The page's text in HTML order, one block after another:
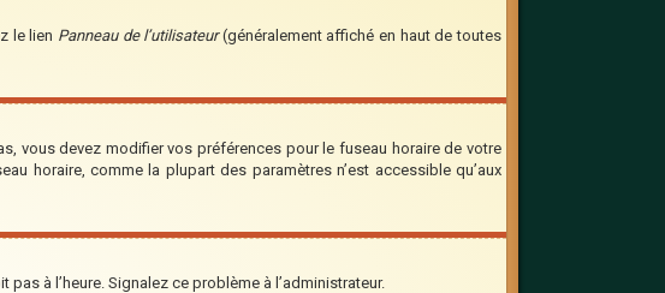
le lien Panneau de l’utilisateur(généralement affiché en haut de toutes
vous devez modifier vos préférences pour le fuseau horaire de votre
horaire, comme la plupart des paramètres n’est accessible qu’aux
à l’heure. Signalez ce problème à l’administrateur.